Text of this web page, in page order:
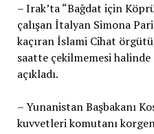
– Irak’ta “Bağdat için
çalışan İtalyan Simona
kaçıran İslami Cihat
saatte çekilmemesi
açıkladı.
– Yunanistan Başbakanı
kuvvetleri komutanı